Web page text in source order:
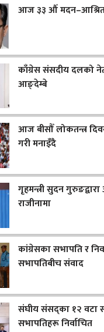
आज ३३ औँ मदन–आश्रित
काँग्रेस संसदीय दलको
आङ्देम्बे
आज बीसौँ लोकतन्त्र
गरी मनाइँदै
गृहमन्त्री सुदन
राजीनामा
कांग्रेसका सभापति र
सभापतिबीच संवाद
संघीय संसद्का १२ वटा
सभापतिहरू निर्वाचित